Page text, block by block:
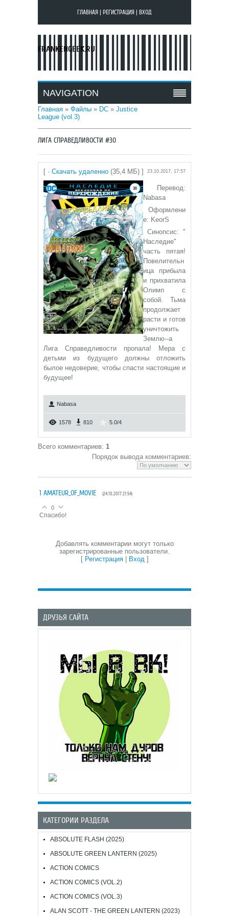
ГЛАВНАЯ РЕГИСТРАЦИЯ ВХОД
FRANKENGEEK.RU
NAVIGATION
Главная » Файлы » DC » Justice
League (vol.3)
ЛИГА СПРАВЕДЛИВОСТИ #30
[ · Скачать удаленно (35,4 МБ) ] 23.10.2017, 17:57
Перевод:
Nabasa
Оформлени
е: KeorS
Синопсис: "
Наследие"
часть пятая!
Повелительн
ица прибыла
и прихватила
Олимп с
собой. Тьма
продолжает
расти и готов
уничтожить
Землю--а
Лига Справедливости пропала! Мера с
детьми из будущего должны отложить
былое недоверие, чтобы спасти настоящие и
будущее!
Nabasa
1578 810 5.0/4
Всего комментариев: 1
Порядок вывода комментариев:
1 AMATEUR_OF_MOVIE (24.10.2017 21:54)
0
Спасибо!
Добавлять комментарии могут только
зарегистрированные пользователи.
[ Регистрация| Вход]
ДРУЗЬЯ САЙТА
КАТЕГОРИИ РАЗДЕЛА
ABSOLUTE FLASH (2025)
ABSOLUTE GREEN LANTERN (2025)
ACTION COMICS
ACTION COMICS (VOL.2)
ACTION COMICS (VOL.3)
ALAN SCOTT - THE GREEN LANTERN (2023)